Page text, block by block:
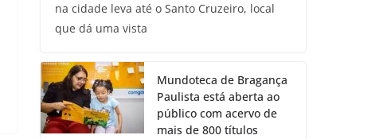
na cidade leva até o Santo Cruzeiro, local
que dá uma vista
Mundoteca de Bragança
Paulista está aberta ao
público com acervo de
mais de 800 títulos